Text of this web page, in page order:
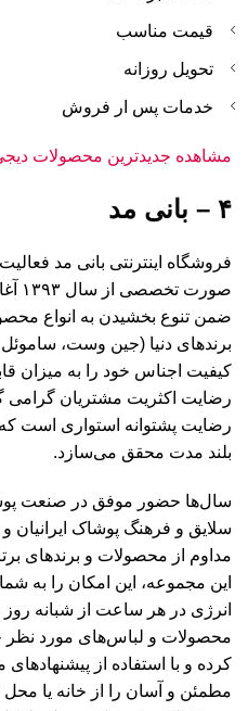
قیمت مناسب
تحویل روزانه
خدمات پس ار فروش
مشاهده جدیدترین محصولات
۴ – بانی مد
فروشگاه اینترنتی بانی مد
ضمن تنوع بخشیدن به انواع
برندهای دنیا (جین وست، ساموئل
کیفیت اجناس خود را به میزان
رضایت اکثریت مشتریان گرامی
رضایت پشتوانه استواری است که
بلند مدت محقق می‌سازد.
سال‌ها حضور موفق در صنعت
سلایق و فرهنگ پوشاک ایرانیان
مداوم از محصولات و برندهای
این مجموعه، این امکان را به
انرژی در هر ساعت از شبانه
محصولات و لباس‌های مورد نظر
کرده و با استفاده از
مطمئن و آسان را از خانه یا